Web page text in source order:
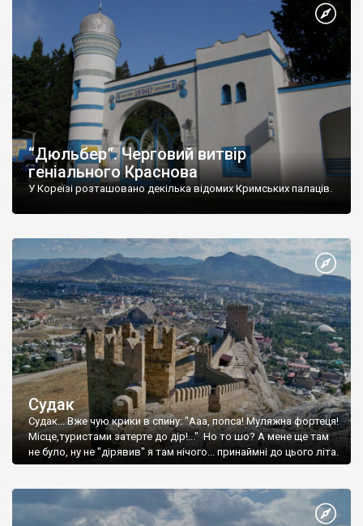
“Дюльбер”. Черговий витвір
геніального Краснова
У Кореїзі розташовано декілька відомих Кримських палаців.
Судак
Судак... Вже чую крики в спину: "Ааа, попса! Муляжна фортеця!
Місце,туристами затерте до дір!..." Но то шо? А мене ще там
не було, ну не "дірявив" я там нічого... принаймні до цього літа.